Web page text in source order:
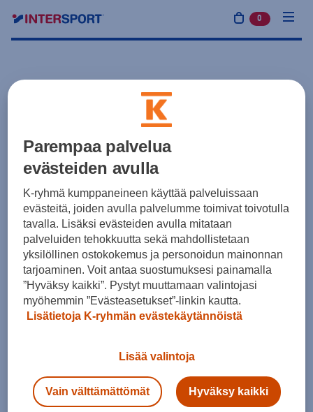
0 tuotetta
Parempaa palvelua
evästeiden avulla
K-ryhmä kumppaneineen käyttää palveluissaan
evästeitä, joiden avulla palvelumme toimivat toivotulla
tavalla. Lisäksi evästeiden avulla mitataan
palveluiden tehokkuutta sekä mahdollistetaan
yksilöllinen ostokokemus ja personoidun mainonnan
tarjoaminen. Voit antaa suostumuksesi painamalla
”Hyväksy kaikki”. Pystyt muuttamaan valintojasi
myöhemmin ”Evästeasetukset”-linkin kautta.
Lisätietoja K-ryhmän evästekäytännöistä
Lisää valintoja
Vain välttämättömät Hyväksy kaikki